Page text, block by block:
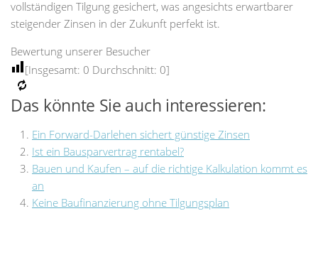
vollständigen Tilgung gesichert, was angesichts erwartbarer
steigender Zinsen in der Zukunft perfekt ist.
Bewertung unserer Besucher
[Insgesamt: 0 Durchschnitt: 0]
Das könnte Sie auch interessieren:
Ein Forward-Darlehen sichert günstige Zinsen
Ist ein Bausparvertrag rentabel?
Bauen und Kaufen – auf die richtige Kalkulation kommt es
an
Keine Baufinanzierung ohne Tilgungsplan